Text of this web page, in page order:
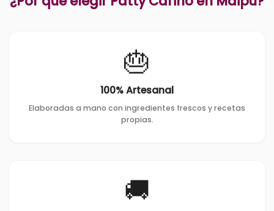
🎂
100% Artesanal
Elaboradas a mano con ingredientes frescos y recetas
propias.
🚚